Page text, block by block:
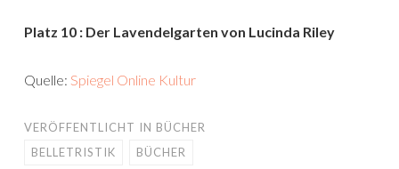
Platz 10 : Der Lavendelgarten von Lucinda Riley
Quelle: Spiegel Online Kultur
VERÖFFENTLICHT IN BÜCHER
BELLETRISTIK
BÜCHER